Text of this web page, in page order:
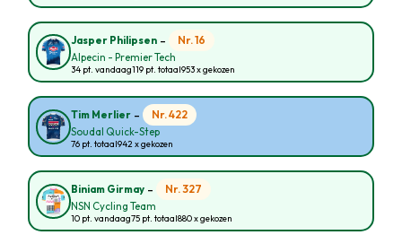
Jasper Philipsen - Nr. 16
Alpecin - Premier Tech
34 pt. vandaag119 pt. totaal953 x gekozen
Tim Merlier - Nr. 422
Soudal Quick-Step
76 pt. totaal942 x gekozen
Biniam Girmay - Nr. 327
NSN Cycling Team
10 pt. vandaag75 pt. totaal880 x gekozen